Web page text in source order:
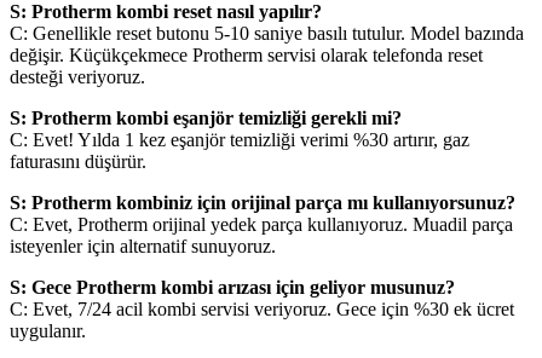
S: Protherm kombi reset nasıl yapılır?
C: Genellikle reset butonu 5-10 saniye basılı tutulur. Model bazında
değişir. Küçükçekmece Protherm servisi olarak telefonda reset
desteği veriyoruz.
S: Protherm kombi eşanjör temizliği gerekli mi?
C: Evet! Yılda 1 kez eşanjör temizliği verimi %30 artırır, gaz
faturasını düşürür.
S: Protherm kombiniz için orijinal parça mı kullanıyorsunuz?
C: Evet, Protherm orijinal yedek parça kullanıyoruz. Muadil parça
isteyenler için alternatif sunuyoruz.
S: Gece Protherm kombi arızası için geliyor musunuz?
C: Evet, 7/24 acil kombi servisi veriyoruz. Gece için %30 ek ücret
uygulanır.